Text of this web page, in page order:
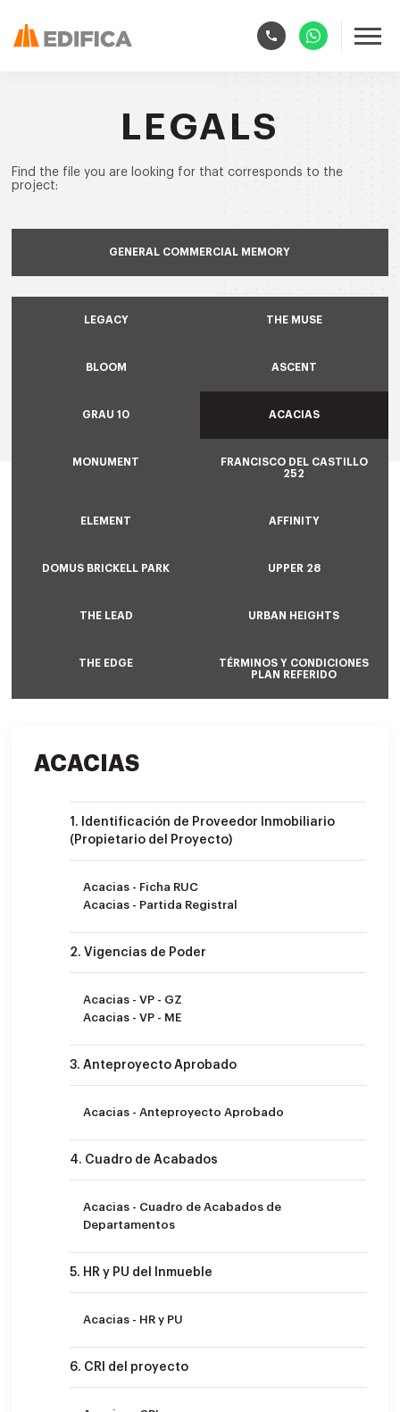
LEGALS
Find the file you are looking for that corresponds to the
project:
GENERAL COMMERCIAL MEMORY
LEGACY THE MUSE
BLOOM ASCENT
GRAU 10 ACACIAS
MONUMENT
FRANCISCO DEL CASTILLO
252
ELEMENT AFFINITY
DOMUS BRICKELL PARK UPPER 28
THE LEAD URBAN HEIGHTS
THE EDGE
TÉRMINOS Y CONDICIONES
PLAN REFERIDO
ACACIAS
1. Identificación de Proveedor Inmobiliario
(Propietario del Proyecto)
Acacias - Ficha RUC
Acacias - Partida Registral
2. Vigencias de Poder
Acacias - VP - GZ
Acacias - VP - ME
3. Anteproyecto Aprobado
Acacias - Anteproyecto Aprobado
4. Cuadro de Acabados
Acacias - Cuadro de Acabados de
Departamentos
5. HR y PU del Inmueble
Acacias - HR y PU
6. CRI del proyecto